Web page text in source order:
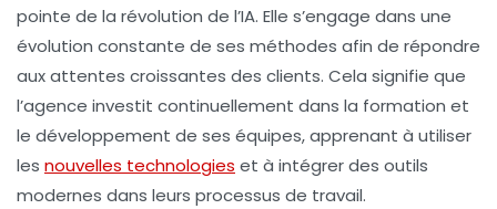
pointe de la révolution de l’IA. Elle s’engage dans une
évolution constante de ses méthodes afin de répondre
aux attentes croissantes des clients. Cela signifie que
l’agence investit continuellement dans la formation et
le développement de ses équipes, apprenant à utiliser
les nouvelles technologies et à intégrer des outils
modernes dans leurs processus de travail.